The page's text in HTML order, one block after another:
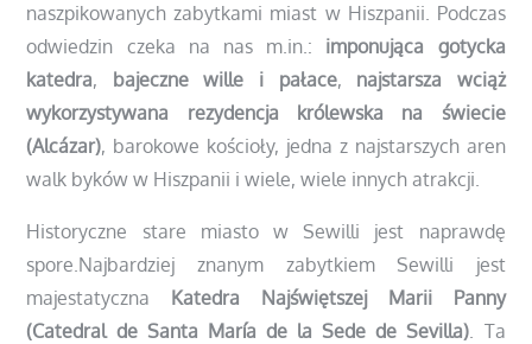
naszpikowanych zabytkami miast w Hiszpanii. Podczas
odwiedzin czeka na nas m.in.: imponująca gotycka
katedra, bajeczne wille i pałace, najstarsza wciąż
wykorzystywana rezydencja królewska na świecie
(Alcázar), barokowe kościoły, jedna z najstarszych aren
walk byków w Hiszpanii i wiele, wiele innych atrakcji.
Historyczne stare miasto w Sewilli jest naprawdę
spore.Najbardziej znanym zabytkiem Sewilli jest
majestatyczna Katedra Najświętszej Marii Panny
(Catedral de Santa María de la Sede de Sevilla). Ta